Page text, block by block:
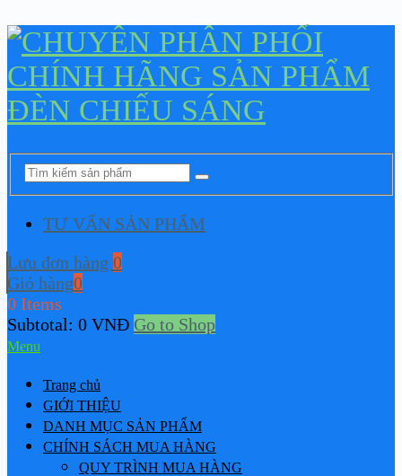
TƯ VẤN SẢN PHẨM
Lưu đơn hàng 0
Giỏ hàng0
0 Items
Subtotal: 0 VNĐ Go to Shop
Menu
Trang chủ
GIỚI THIỆU
DANH MỤC SẢN PHẨM
CHÍNH SÁCH MUA HÀNG
QUY TRÌNH MUA HÀNG